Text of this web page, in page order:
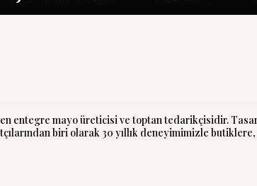
entegre mayo üreticisi ve toptan tedarikçisidir.
biri olarak 30 yıllık deneyimimizle